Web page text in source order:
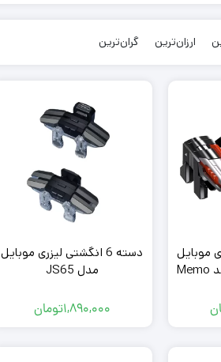
موبایل
ارزان‌ترین گران‌ترین
موبایل
دسته 6 انگشتی لیزری موبایل
مدل JS65
1,890,000تومان